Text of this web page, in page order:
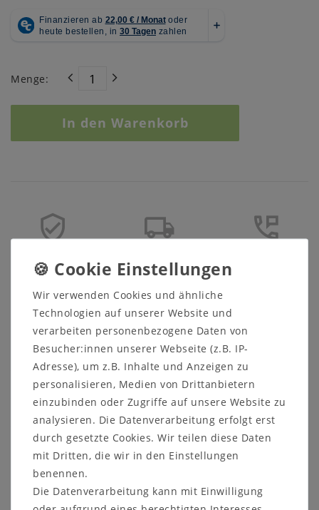
Menge:
In den Warenkorb
Sicher
einkaufen
Schneller
Versand
Hier finden Sie weitere passende Möbelstücke vom
gleichen Hersteller.
Beschreibung
Produktbewertung
Wir verwenden Cookies und ähnliche
Technologien auf unserer Website und
verarbeiten personenbezogene Daten von
Besucher:innen unserer Webseite (z.B. IP-
Adresse), um z.B. Inhalte und Anzeigen zu
personalisieren, Medien von Drittanbietern
einzubinden oder Zugriffe auf unsere Website zu
analysieren. Die Datenverarbeitung erfolgt erst
durch gesetzte Cookies. Wir teilen diese Daten
mit Dritten, die wir in den Einstellungen
benennen.
Die Datenverarbeitung kann mit Einwilligung